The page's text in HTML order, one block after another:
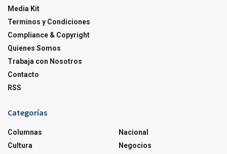
Media Kit
Terminos y Condiciones
Compliance & Copyright
Quienes Somos
Trabaja con Nosotros
Contacto
RSS
Categorías
Columnas
Cultura
Nacional
Negocios